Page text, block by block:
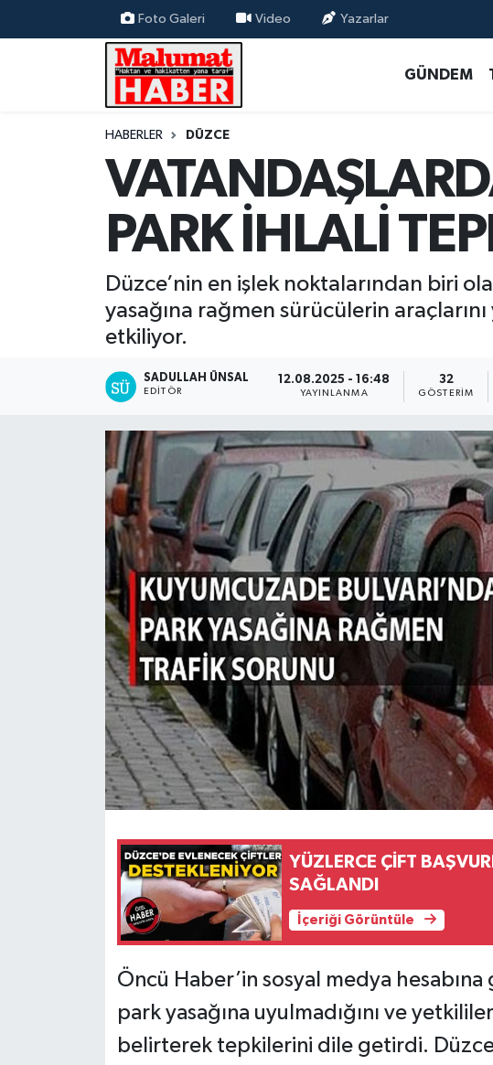
Foto Galeri Video Yazarlar
GÜNDEM
HABERLER DÜZCE
PARK İHLALİ
Düzce’nin en işlek noktalarından biri
yasağına rağmen sürücülerin
etkiliyor.
SADULLAH ÜNSAL
EDITÖR
12.08.2025 - 16:48
YAYINLANMA
32
GÖSTERIM
YÜZLERCE ÇİFT
SAĞLANDI
İçeriği Görüntüle
Öncü Haber’in sosyal medya
park yasağına uyulmadığını ve
belirterek tepkilerini dile getirdi.
Nöbetçi Eczaneler
Trafik Durumu
Süper Lig Puan Durumu ve Fikstür
Tüm Manşetler
Son Dakika Haberleri
Haber Arşivi